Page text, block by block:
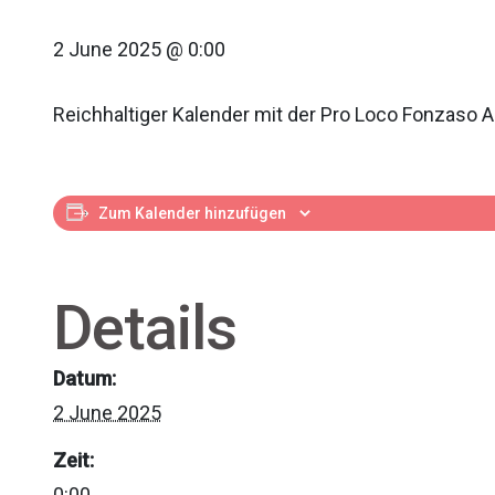
2 June 2025 @ 0:00
Reichhaltiger Kalender mit der Pro Loco Fonzaso
Zum Kalender hinzufügen
Details
Datum:
2 June 2025
Zeit: